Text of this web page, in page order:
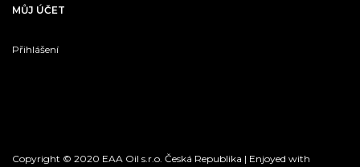
MŮJ ÚČET
Přihlášení
Copyright © 2020 EAA Oil s.r.o. Česká Republika | Enjoyed with